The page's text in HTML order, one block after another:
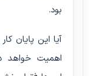
بود.
آیا این پایان